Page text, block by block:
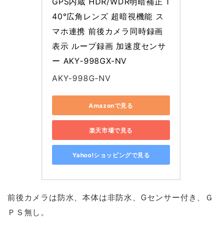
40°広角レンズ 超暗視機能 ス
マホ連携 前後カメラ同時録画
表示 ループ録画 加速度センサ
ー AKY-998GX-NV
AKY-998G-NV
Amazonで見る
楽天市場で見る
Yahoo!ショッピングで見る
前後カメラは防水、本体は非防水、Gセンサー付き、Ｇ
ＰＳ無し。